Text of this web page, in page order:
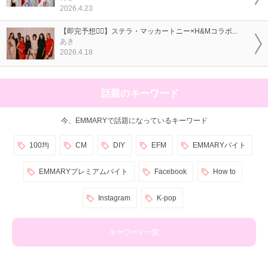
2026.4.23
【即完予想❤️‍🔥】ステラ・マッカートニー×H&Mコラボ...
あき
2026.4.18
話題のキーワード
今、EMMARYで話題になっているキーワード
100均 CM DIY EFM EMMARYバイト
EMMARYプレミアムバイト Facebook How to
Instagram K-pop
キーワード一覧